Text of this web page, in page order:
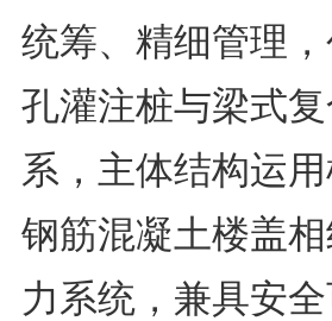
统筹、精细管理
孔灌注桩与梁式
系，主体结构运
钢筋混凝土楼盖
力系统，兼具安